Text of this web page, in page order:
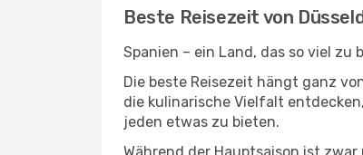
Beste Reisezeit von
Spanien – ein Land, das so viel
Die beste Reisezeit hängt ganz
die kulinarische Vielfalt
jeden etwas zu bieten.